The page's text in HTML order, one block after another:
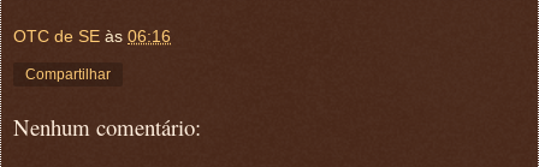
OTC de SE às 06:16
Compartilhar
Nenhum comentário: